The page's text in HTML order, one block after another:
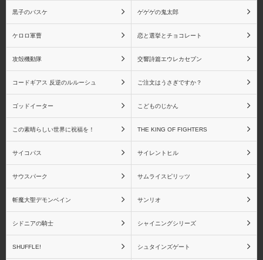
魔法少女まどか☆マギ
カ RAHシリーズ
魔法少女まどか☆マギカ
Figuarts miniシリーズ
シャイニングシリーズ シャイニング・アーク
シャイニングウィンド
シャイニング・ティアー
ズ
黒子のバスケ ゲゲゲの鬼太郎
ケロロ軍曹 恋と選挙とチョコレート
攻殻機動隊 交響詩篇エウレカセブン
コードギアス 反逆のルルーシュ ご注文はうさぎですか？
ゴッドイーター こどものじかん
この素晴らしい世界に祝福を！ THE KING OF FIGHTERS
サイコパス サイレントヒル
サウスパーク サムライスピリッツ
斬魔大聖デモンベイン サンリオ
シドニアの騎士 シャイニングシリーズ
SHUFFLE! シュタインズゲート